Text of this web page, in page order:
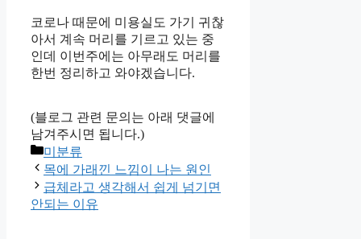
코로나 때문에 미용실도 가기 귀찮
아서 계속 머리를 기르고 있는 중
인데 이번주에는 아무래도 머리를
한번 정리하고 와야겠습니다.
(블로그 관련 문의는 아래 댓글에
남겨주시면 됩니다.)
Categories
미분류
목에 가래낀 느낌이 나는 원인
급체라고 생각해서 쉽게 넘기면
안되는 이유